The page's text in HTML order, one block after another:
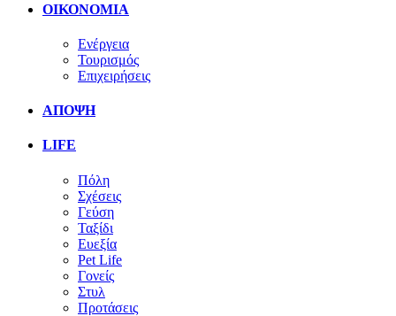
ΟΙΚΟΝΟΜΙΑ
Ενέργεια
Τουρισμός
Επιχειρήσεις
ΑΠΟΨΗ
LIFE
Πόλη
Σχέσεις
Γεύση
Ταξίδι
Ευεξία
Pet Life
Γονείς
Στυλ
Προτάσεις